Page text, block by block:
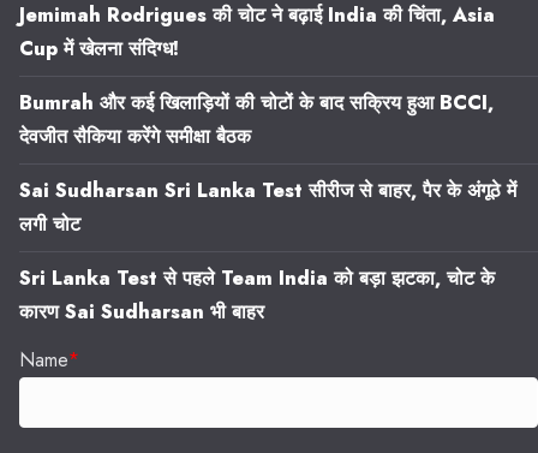
Jemimah Rodrigues की चोट ने बढ़ाई India की चिंता, Asia
Cup में खेलना संदिग्ध!
Bumrah और कई खिलाड़ियों की चोटों के बाद सक्रिय हुआ BCCI,
देवजीत सैकिया करेंगे समीक्षा बैठक
Sai Sudharsan Sri Lanka Test सीरीज से बाहर, पैर के अंगूठे में
लगी चोट
Sri Lanka Test से पहले Team India को बड़ा झटका, चोट के
कारण Sai Sudharsan भी बाहर
Name*